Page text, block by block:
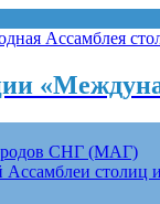
СНГ (МАГ)
столиц